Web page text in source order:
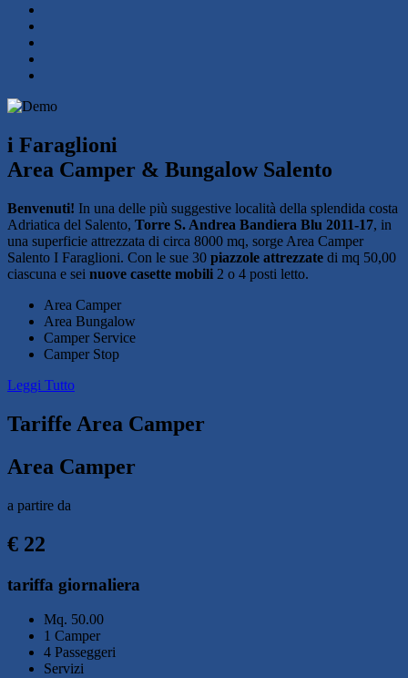
i Faraglioni
Area Camper & Bungalow Salento
Benvenuti! In una delle più suggestive località della splendida costa
Adriatica del Salento, Torre S. Andrea Bandiera Blu 2011-17, in
una superficie attrezzata di circa 8000 mq, sorge Area Camper
Salento I Faraglioni. Con le sue 30 piazzole attrezzate di mq 50,00
ciascuna e sei nuove casette mobili 2 o 4 posti letto.
Area Camper
Area Bungalow
Camper Service
Camper Stop
Leggi Tutto
Tariffe Area Camper
Area Camper
a partire da
€ 22
tariffa giornaliera
Mq. 50.00
1 Camper
4 Passeggeri
Servizi